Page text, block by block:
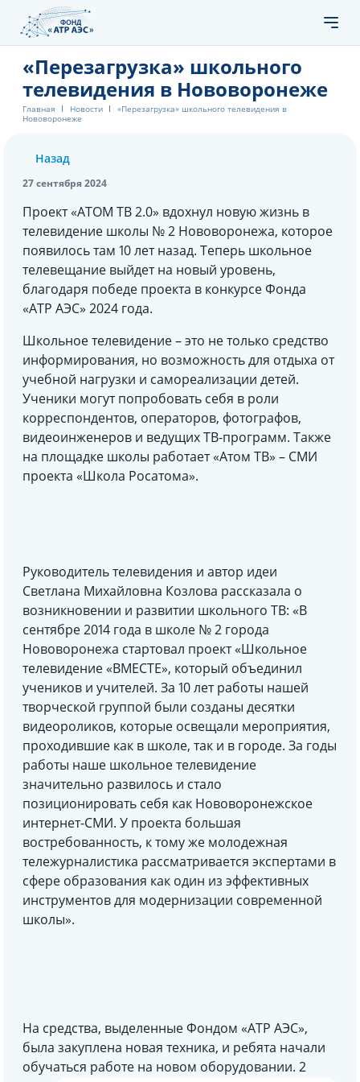
«Перезагрузка» школьного
телевидения в Нововоронеже
Главная Новости
«Перезагрузка» школьного телевидения в
Нововоронеже
Назад
27 сентября 2024
Проект «АТОМ ТВ 2.0» вдохнул новую жизнь в
телевидение школы № 2 Нововоронежа, которое
появилось там 10 лет назад. Теперь школьное
телевещание выйдет на новый уровень,
благодаря победе проекта в конкурсе Фонда
«АТР АЭС» 2024 года.
Школьное телевидение – это не только средство
информирования, но возможность для отдыха от
учебной нагрузки и самореализации детей.
Ученики могут попробовать себя в роли
корреспондентов, операторов, фотографов,
видеоинженеров и ведущих ТВ-программ. Также
на площадке школы работает «Атом ТВ» – СМИ
проекта «Школа Росатома».
Руководитель телевидения и автор идеи
Светлана Михайловна Козлова рассказала о
возникновении и развитии школьного ТВ: «В
сентябре 2014 года в школе № 2 города
Нововоронежа стартовал проект «Школьное
телевидение «ВМЕСТЕ», который объединил
учеников и учителей. За 10 лет работы нашей
творческой группой были созданы десятки
видеороликов, которые освещали мероприятия,
проходившие как в школе, так и в городе. За годы
работы наше школьное телевидение
значительно развилось и стало
позиционировать себя как Нововоронежское
интернет-СМИ. У проекта большая
востребованность, к тому же молодежная
тележурналистика рассматривается экспертами в
сфере образования как один из эффективных
инструментов для модернизации современной
школы».
На средства, выделенные Фондом «АТР АЭС»,
была закуплена новая техника, и ребята начали
обучаться работе на новом оборудовании. 2